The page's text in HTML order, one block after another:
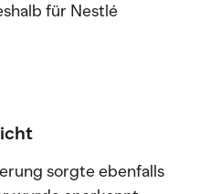
für Nestlé
sorgte ebenfalls